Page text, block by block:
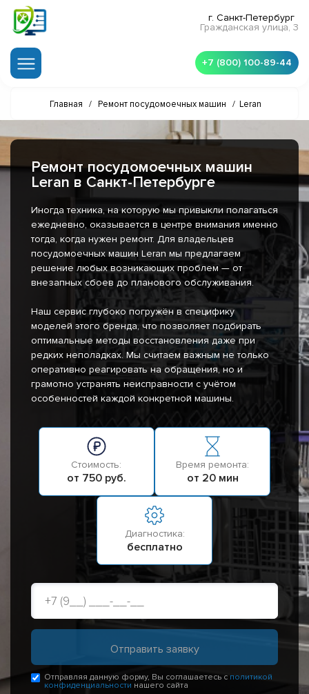
г. Санкт-Петербург
Гражданская улица, 3
+7 (800) 100-89-44
Главная / Ремонт посудомоечных машин / Leran
Ремонт посудомоечных машин
Leran в Санкт-Петербурге
Иногда техника, на которую мы привыкли полагаться
ежедневно, оказывается в центре внимания именно
тогда, когда нужен ремонт. Для владельцев
посудомоечных машин Leran мы предлагаем
решение любых возникающих проблем — от
внезапных сбоев до планового обслуживания.
Наш сервис глубоко погружён в специфику
моделей этого бренда, что позволяет подбирать
оптимальные методы восстановления даже при
редких неполадках. Мы считаем важным не только
оперативно реагировать на обращения, но и
грамотно устранять неисправности с учётом
особенностей каждой конкретной машины.
Стоимость:
от 750 руб.
Время ремонта:
от 20 мин
Диагностика:
бесплатно
Отправляя данную форму, Вы соглашаетесь с политикой
конфиденциальности нашего сайта